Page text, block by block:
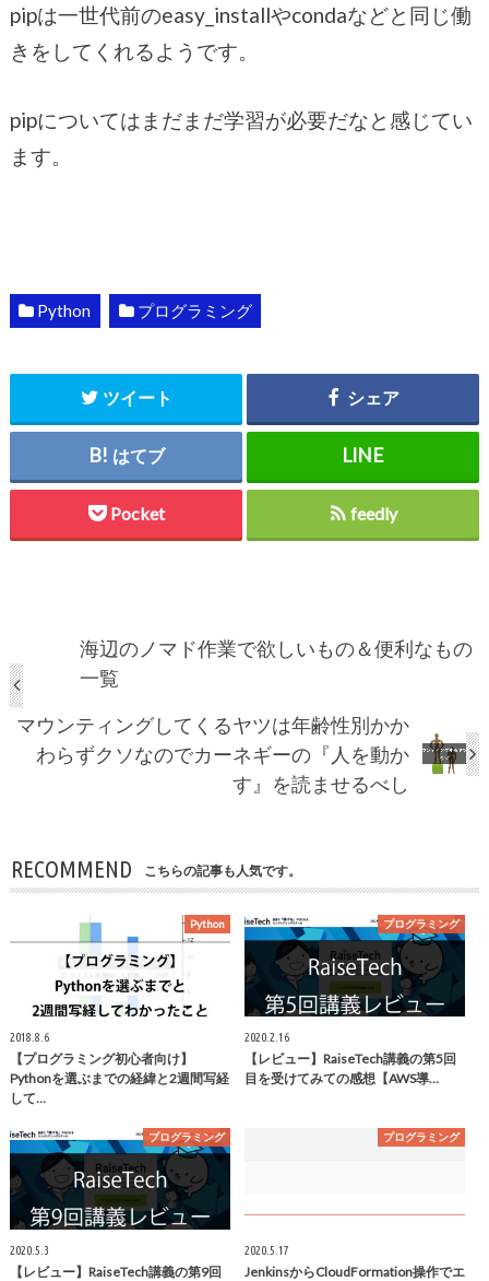
pipは一世代前のeasy_installやcondaなどと同じ働
きをしてくれるようです。
pipについてはまだまだ学習が必要だなと感じてい
ます。
Python プログラミング
ツイート シェア
はてブ
Pocket feedly
海辺のノマド作業で欲しいもの＆便利なもの
一覧
マウンティングしてくるヤツは年齢性別かか
わらずクソなのでカーネギーの『人を動か
す』を読ませるべし
RECOMMEND こちらの記事も人気です。
Python
2018.8.6
【プログラミング初心者向け】
Pythonを選ぶまでの経緯と2週間写経
して…
プログラミング
2020.2.16
【レビュー】RaiseTech講義の第5回
目を受けてみての感想【AWS導…
プログラミング
2020.5.3
【レビュー】RaiseTech講義の第9回
プログラミング
2020.5.17
JenkinsからCloudFormation操作でエ